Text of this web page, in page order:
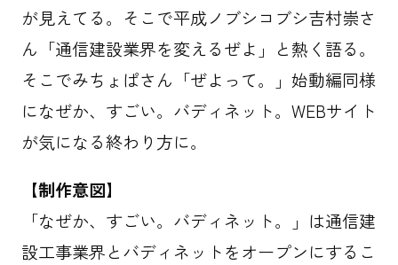
が見えてる。そこで平成ノブシコブシ吉村崇さ
ん「通信建設業界を変えるぜよ」と熱く語る。
そこでみちょぱさん「ぜよって。」始動編同様
になぜか、すごい。バディネット。WEBサイト
が気になる終わり方に。
【制作意図】
「なぜか、すごい。バディネット。」は通信建
設工事業界とバディネットをオープンにするこ